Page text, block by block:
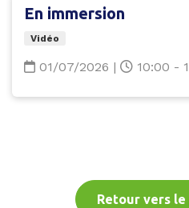
En immersion
Vidéo
01/07/2026 | 10:00 -
Retour vers